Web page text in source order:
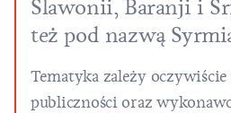
Slawonii, Baranji i
też pod nazwą
Tematyka zależy
publiczności oraz